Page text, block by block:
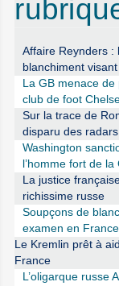
Affaire Reynders :
blanchiment
La GB menace
club de foot
Sur la trace de
disparu des radars
Washington
l’homme fort de la
La justice
richissime russe
Soupçons de
examen en France
Le Kremlin prêt à
France
L’oligarque russe